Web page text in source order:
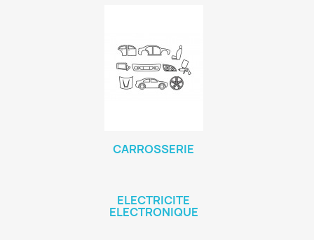
CARROSSERIE
ELECTRICITE
ELECTRONIQUE